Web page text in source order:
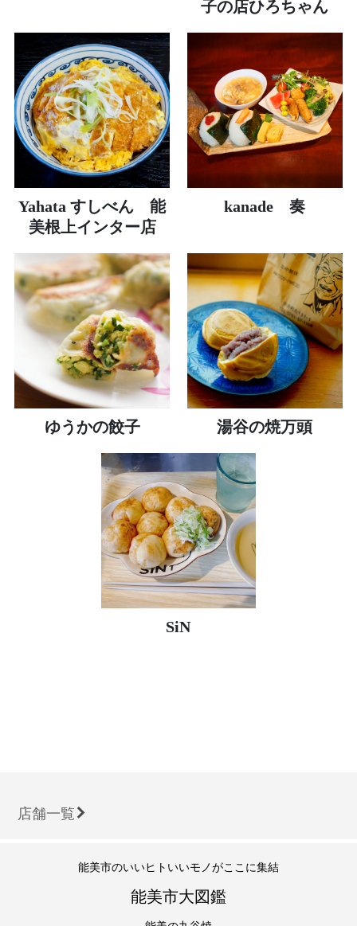
子の店ひろちゃん
Yahata すしべん 能
美根上インター店
kanade 奏
ゆうかの餃子 湯谷の焼万頭
SiN
店舗一覧
能美市のいいヒトいいモノがここに集結
能美市大図鑑